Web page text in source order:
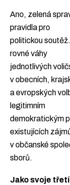
Ano, zelená
pravidla pro
politickou
rovné váhy
jednotlivých
v obecních,
a evropských
legitimním
demokratickým
existujících
v občanské
sborů.
Jako svoje